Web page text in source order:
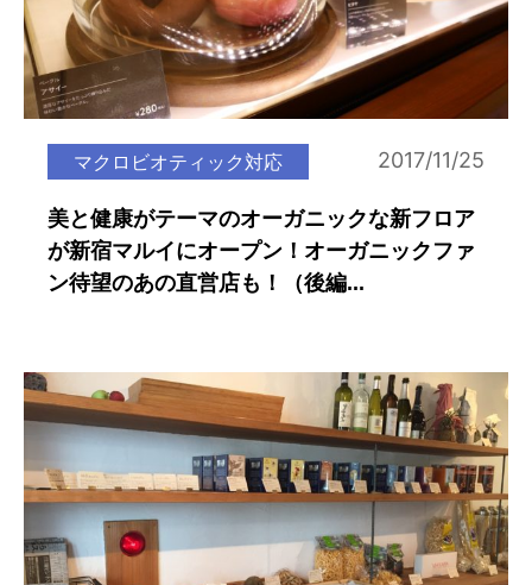
マクロビオティック対応 2017/11/25
美と健康がテーマのオーガニックな新フロア
が新宿マルイにオープン！オーガニックファ
ン待望のあの直営店も！（後編...